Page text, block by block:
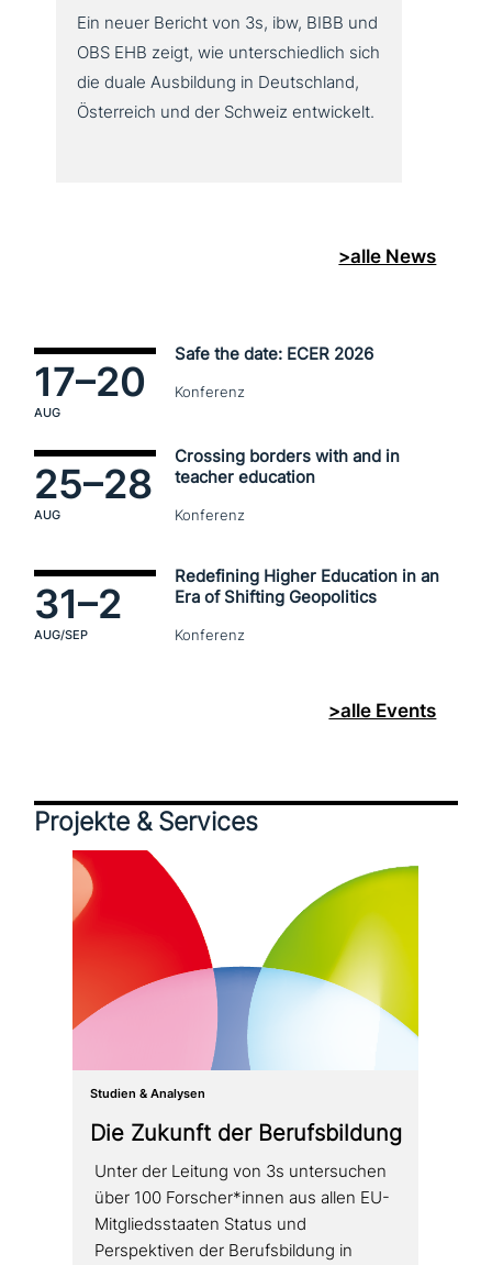
Ein neuer Bericht von 3s, ibw, BIBB und
OBS EHB zeigt, wie unter­schied­lich sich
die duale Ausbildung in Deutschland,
Österreich und der Schweiz entwickelt.
>alle News
17–20
AUG
Safe the date: ECER 2026
Konferenz
25–28
AUG
Crossing borders with and in
teacher education
Konferenz
31–2
AUG/SEP
Redefining Higher Education in an
Era of Shifting Geopolitics
Konferenz
>alle Events
Projekte & Services
Studien & Analysen
Die Zukunft der Berufsbildung
Unter der Leitung von 3s unter­su­chen
über 100 Forscher*innen aus allen EU-
Mitgliedsstaaten Status und
Perspektiven der Berufsbildung in